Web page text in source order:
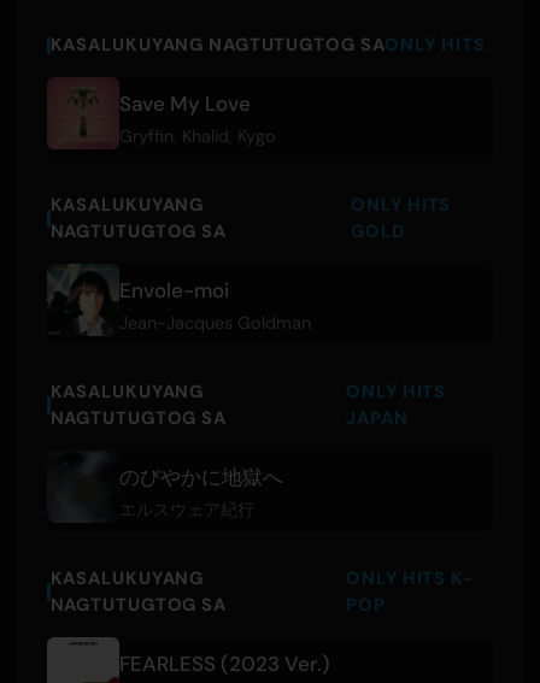
KASALUKUYANG NAGTUTUGTOG SAONLY HITS
Save My Love
Gryffin Khalid Kygo
KASALUKUYANG
NAGTUTUGTOG SA
ONLY HITS
GOLD
Envole-moi
Jean-Jacques Goldman
KASALUKUYANG
NAGTUTUGTOG SA
ONLY HITS
JAPAN
のびやかに地獄へ
エルスウェア紀行
KASALUKUYANG
NAGTUTUGTOG SA
ONLY HITS K-
POP
FEARLESS (2023 Ver.)